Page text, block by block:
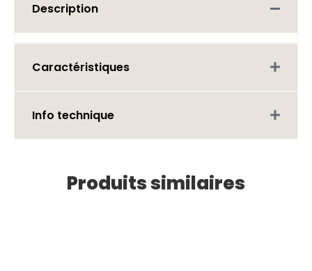
Description
Caractéristiques
Info technique
Produits similaires